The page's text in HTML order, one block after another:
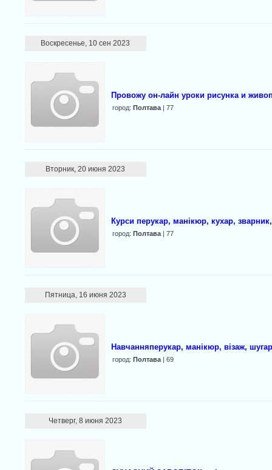
Воскресенье, 10 сен 2023
Провожу он-лайн уроки рисунка и
город: Полтава| 77
Вторник, 20 июня 2023
Курси перукар, манікюр, кухар,
город: Полтава| 77
Пятница, 16 июня 2023
Навчанняперукар, манікюр, візаж,
город: Полтава| 69
Четверг, 8 июня 2023